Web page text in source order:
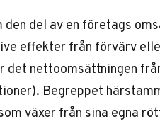
del av en företags
effekter från förvärv
det nettoomsättningen
). Begreppet
växer från sina egna